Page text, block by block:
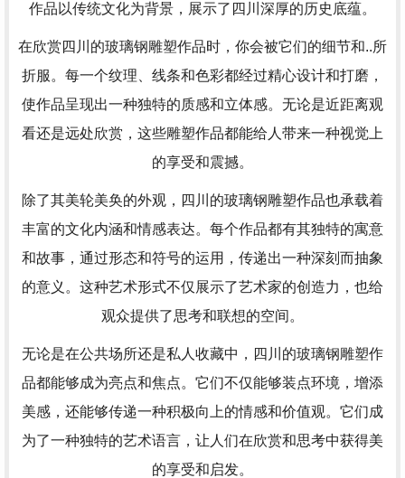
作品以传统文化为背景，展示了四川深厚的历史底蕴。
在欣赏四川的玻璃钢雕塑作品时，你会被它们的细节和..所
折服。每一个纹理、线条和色彩都经过精心设计和打磨，
使作品呈现出一种独特的质感和立体感。无论是近距离观
看还是远处欣赏，这些雕塑作品都能给人带来一种视觉上
的享受和震撼。
除了其美轮美奂的外观，四川的玻璃钢雕塑作品也承载着
丰富的文化内涵和情感表达。每个作品都有其独特的寓意
和故事，通过形态和符号的运用，传递出一种深刻而抽象
的意义。这种艺术形式不仅展示了艺术家的创造力，也给
观众提供了思考和联想的空间。
无论是在公共场所还是私人收藏中，四川的玻璃钢雕塑作
品都能够成为亮点和焦点。它们不仅能够装点环境，增添
美感，还能够传递一种积极向上的情感和价值观。它们成
为了一种独特的艺术语言，让人们在欣赏和思考中获得美
的享受和启发。